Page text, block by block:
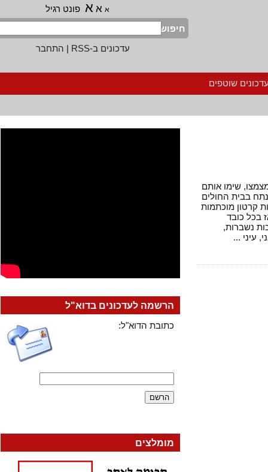
א א פונט רגיל
חיפוש
עדכונים ב-RSS
|התחבר
שוטפים
שימו אותם
בבית החולים
מוכתמות
כובד
...
הרשמה לעדכונים בדוא"ל
כתובת הדוא"ל:
מומלצים